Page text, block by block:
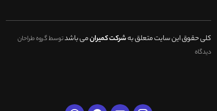
کلی حقوق این سایت متعلق بهشرکت کمیرانمی باشدتوسط گروه طراحان
دیدگاه